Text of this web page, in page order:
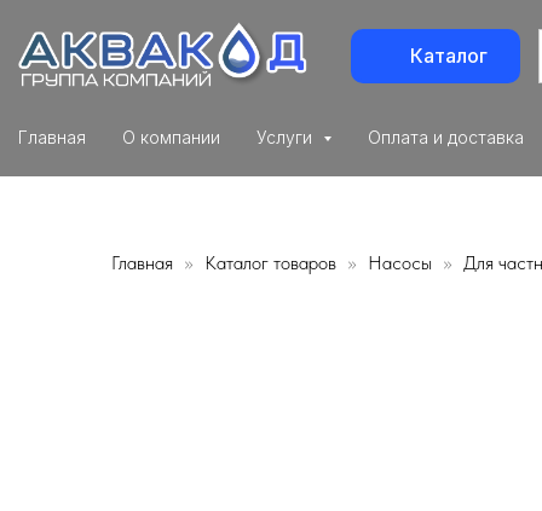
Каталог
Главная О компании Услуги Оплата и доставка
Главная Каталог товаров Насосы Для